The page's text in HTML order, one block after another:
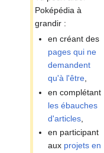
Poképédia à
grandir :
en créant des
pages qui ne
demandent
qu'à l'être,
en complétant
les ébauches
d'articles
en participant
aux projets en